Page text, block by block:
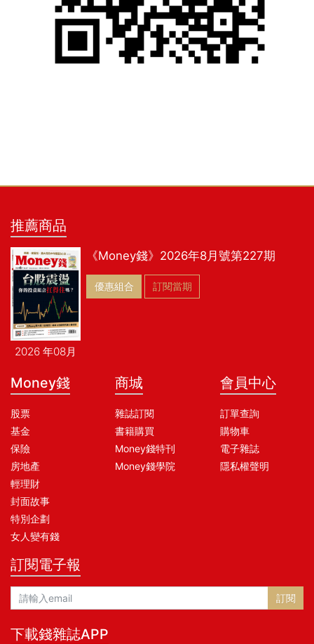
推薦商品
2026 年08月
《Money錢》2026年8月號第227期
優惠組合 訂閱當期
Money錢
股票
基金
保險
房地產
輕理財
封面故事
特別企劃
女人變有錢
商城
雜誌訂閱
書籍購買
Money錢特刊
Money錢學院
會員中心
訂單查詢
購物車
電子雜誌
隱私權聲明
訂閱電子報
訂閱
下載錢雜誌APP